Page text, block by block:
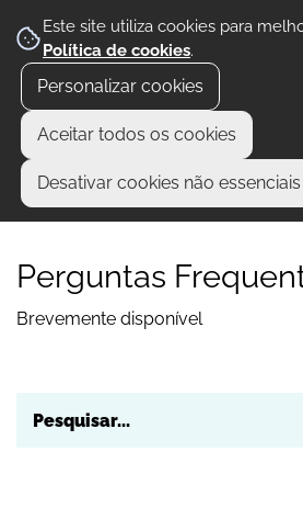
Este site utiliza cookies para
Política de cookies.
Personalizar cookies
Aceitar todos os cookies
Desativar cookies não essenciais
Perguntas
Brevemente disponível